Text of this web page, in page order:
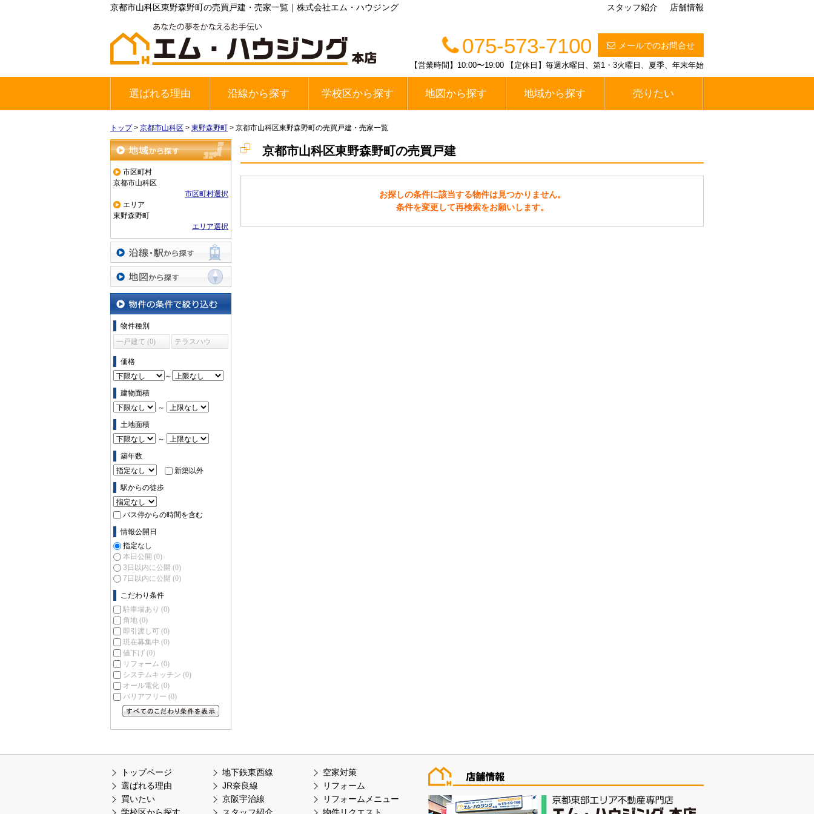
京都市山科区東野森野町の売買戸建・売家一覧｜株式会社エム・ハウジング スタッフ紹介 店舗情報
メールでのお問合せ
075-573-7100
【営業時間】10:00〜19:00 【定休日】毎週水曜日、第1・3火曜日、夏季、年末年始
選ばれる理由 沿線から探す
地下鉄東西線
JR奈良線
京阪宇治線
学校区から探す
醍醐中学校区
春日丘中学校区
栗陵中学校区
栄桜小中学校区
桃山中学校区
桃陵中学校区
勧修中学校区
大宅中学校区
山科中学校区
木幡中学校区
地図から探す 地域から探す 売りたい
トップ> 京都市山科区 > 東野森野町 > 京都市山科区東野森野町の売買戸建・売家一覧
地域から探す
市区町村
京都市山科区
市区町村選択
エリア
東野森野町
エリア選択
沿線・駅から探す
地図から探す
物件の条件で絞り込む
物件種別
一戸建て (0)
テラスハウ
価格
～
建物面積
～
土地面積
～
築年数
新築以外
駅からの徒歩
バス停からの時間を含む
情報公開日
指定なし
本日公開 (0)
3日以内に公開 (0)
7日以内に公開 (0)
こだわり条件
駐車場あり (0)
角地 (0)
即引渡し可 (0)
現在募集中 (0)
値下げ (0)
リフォーム (0)
システムキッチン (0)
オール電化 (0)
バリアフリー (0)
京都市山科区東野森野町の売買戸建
お探しの条件に該当する物件は見つかりません。
条件を変更して再検索をお願いします。
トップページ
選ばれる理由
買いたい
地下鉄東西線
JR奈良線
京阪宇治線
空家対策
リフォーム
リフォームメニュー